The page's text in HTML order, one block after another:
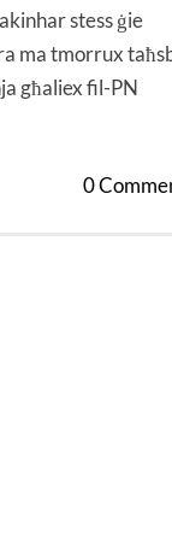
stess ġie
ma tmorrux
għaliex fil-PN
0